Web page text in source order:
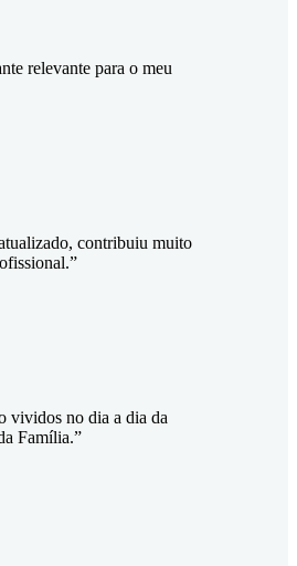
relevante para o meu
contribuiu muito
vividos no dia a dia da
Família.”